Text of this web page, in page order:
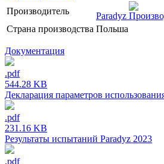
Производитель
Paradyz
Страна производства Польша
Документация
.pdf
544.28 KB
Декларация параметров
.pdf
231.16 KB
Результаты испытаний Paradyz 2023
.pdf